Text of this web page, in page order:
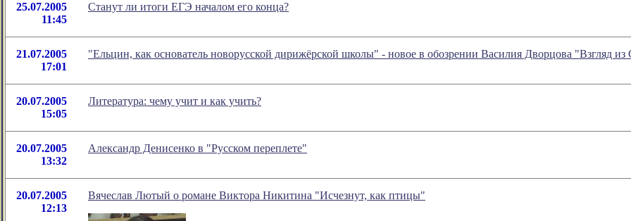
25.07.2005
11:45
Cтанут ли итоги ЕГЭ началом его конца?
21.07.2005
17:01
"Ельцин, как основатель новорусской дирижёрской школы" - новое в обозрении Василия Дворцова "Взгляд
20.07.2005
15:05
Литература: чему учит и как учить?
20.07.2005
13:32
Александр Денисенко в "Русском переплете"
20.07.2005
12:13
Вячеслав Лютый о романе Виктора Никитина "Исчезнут, как птицы"